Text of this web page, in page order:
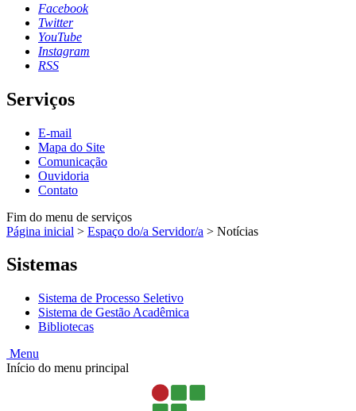
Facebook
Twitter
YouTube
Instagram
RSS
Serviços
E-mail
Mapa do Site
Comunicação
Ouvidoria
Contato
Fim do menu de serviços
Página inicial > Espaço do/a Servidor/a > Notícias
Sistemas
Sistema de Processo Seletivo
Sistema de Gestão Acadêmica
Bibliotecas
Menu
Início do menu principal